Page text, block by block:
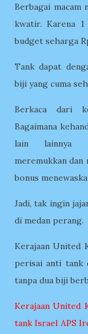
Berbagai macam
kwatir. Karena
budget seharga
Tank dapat
biji yang cuma
Berkaca dari
Bagaimana
lain lainnya
meremukkan dan
bonus
Jadi, tak ingin
di medan perang.
Kerajaan United
perisai anti tank
tanpa dua biji
Kerajaan United
tank Israel APS